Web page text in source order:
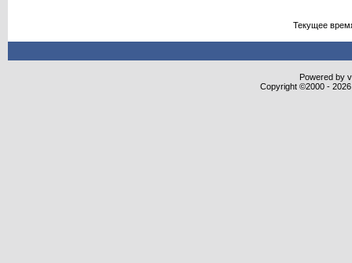
Текущее
Powered by
Copyright ©2000 -